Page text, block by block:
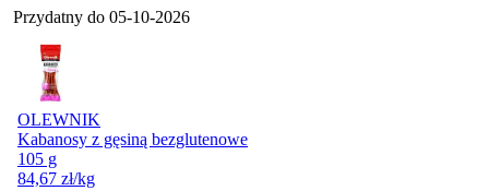
Przydatny do 05-10-2026
OLEWNIK
Kabanosy z gęsiną bezglutenowe
105 g
84,67 zł/kg